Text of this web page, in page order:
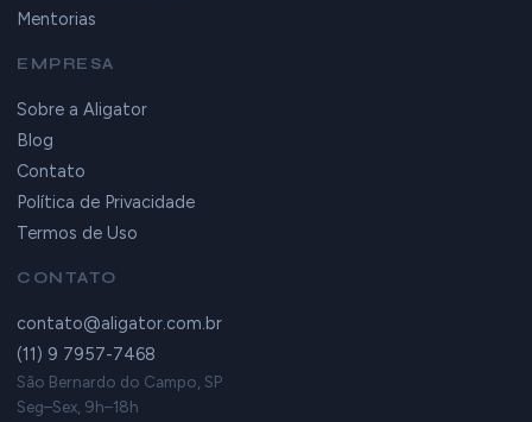
Mentorias
EMPRESA
Sobre a Aligator
Blog
Contato
Política de Privacidade
Termos de Uso
CONTATO
contato@aligator.com.br
(11) 9 7957-7468
São Bernardo do Campo, SP
Seg–Sex, 9h–18h